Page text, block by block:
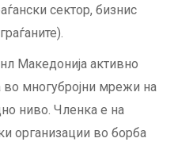
сектор, бизнис
Македонија активно
во многубројни мрежи на
ниво. Членка е на
организации во борба